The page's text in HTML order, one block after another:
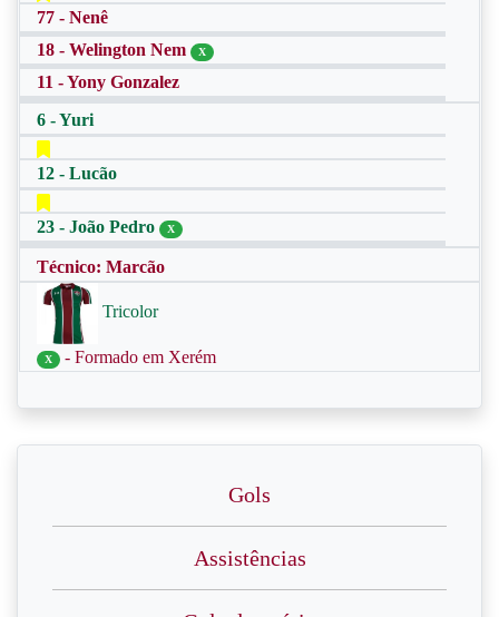
77 - Nenê
18 - Welington Nem
X
11 - Yony Gonzalez
6 - Yuri
12 - Lucão
23 - João Pedro X
Técnico: Marcão
Tricolor
X - Formado em Xerém
Gols
Assistências